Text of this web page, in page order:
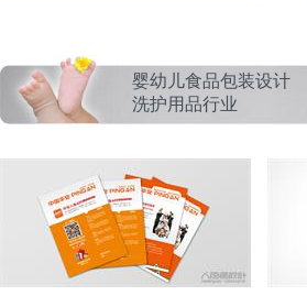
婴幼儿食品包装设计
洗护用品行业